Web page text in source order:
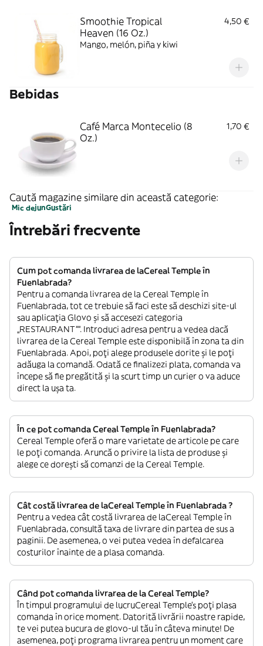
Smoothie Tropical
Heaven (16 Oz.)
4,50 €
Mango, melón, piña y kiwi
Bebidas
Café Marca Montecelio (8
Oz.)
1,70 €
Caută magazine similare din această categorie:
Mic dejunGustări
Întrebări frecvente
Cum pot comanda livrarea de laCereal Temple în
Fuenlabrada?
Pentru a comanda livrarea de la Cereal Temple în
Fuenlabrada, tot ce trebuie să faci este să deschizi site-ul
sau aplicația Glovo și să accesezi categoria
„RESTAURANT””. Introduci adresa pentru a vedea dacă
livrarea de la Cereal Temple este disponibilă în zona ta din
Fuenlabrada. Apoi, poți alege produsele dorite și le poți
adăuga la comandă. Odată ce finalizezi plata, comanda va
începe să fie pregătită și la scurt timp un curier o va aduce
direct la ușa ta.
În ce pot comanda Cereal Temple în Fuenlabrada?
Cereal Temple oferă o mare varietate de articole pe care
le poți comanda. Aruncă o privire la lista de produse și
alege ce dorești să comanzi de la Cereal Temple.
Cât costă livrarea de laCereal Temple în Fuenlabrada ?
Pentru a vedea cât costă livrarea de laCereal Temple în
Fuenlabrada, consultă taxa de livrare din partea de sus a
paginii. De asemenea, o vei putea vedea în defalcarea
costurilor înainte de a plasa comanda.
Când pot comanda livrarea de la Cereal Temple?
În timpul programului de lucruCereal Temple’s poți plasa
comanda în orice moment. Datorită livrării noastre rapide,
te vei putea bucura de glovo-ul tău în câteva minute! De
asemenea, poți programa livrarea pentru un moment care